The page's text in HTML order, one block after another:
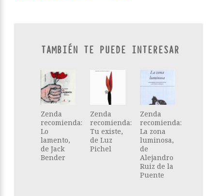
TAMBIÉN TE PUEDE INTERESAR
Zenda
recomienda:
Lo
lamento,
de Jack
Bender
Zenda
recomienda:
Tu existe,
de Luz
Pichel
Zenda
recomienda:
La zona
luminosa,
de
Alejandro
Ruiz de la
Puente